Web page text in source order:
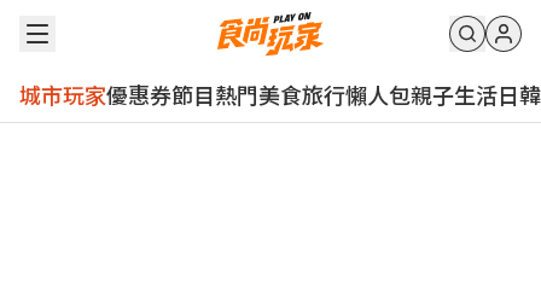
城市玩家優惠券節目熱門美食旅行懶人包親子生活日韓